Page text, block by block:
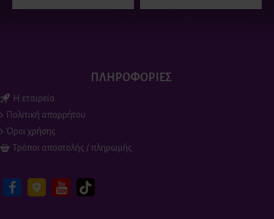
ΠΛΗΡΟΦΟΡΙΕΣ
Η εταιρεία
Πολιτική απορρήτου
Όροι χρήσης
Τρόποι αποστολής / πληρωμής